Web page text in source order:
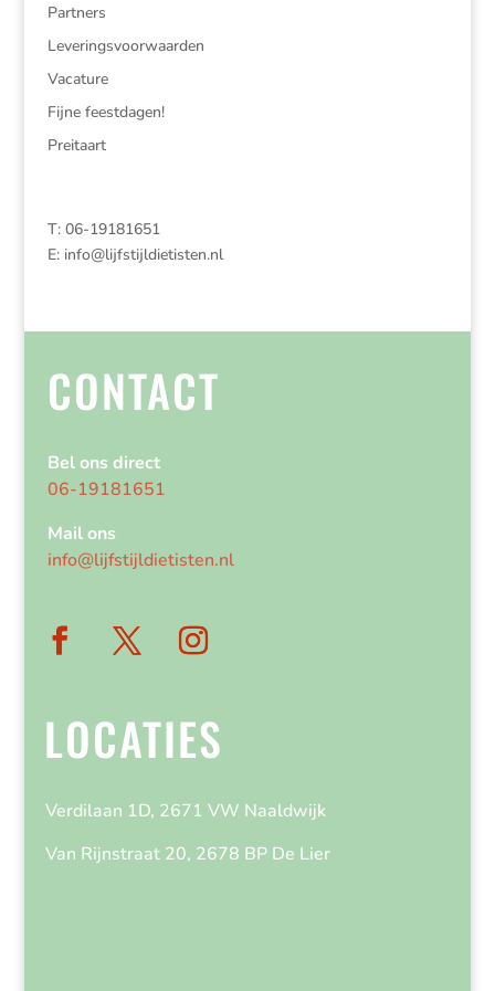
Partners
Leveringsvoorwaarden
Vacature
Fijne feestdagen!
Preitaart
T: 06-19181651
E: info@lijfstijldietisten.nl
CONTACT
Bel ons direct
06-19181651
Mail ons
info@lijfstijldietisten.nl
LOCATIES
Verdilaan 1D, 2671 VW Naaldwijk
Van Rijnstraat 20, 2678 BP De Lier